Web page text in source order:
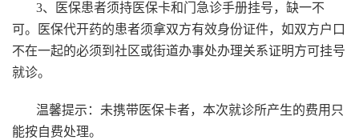
3、医保患者须持医保卡和门急诊手册挂号，缺一不
可。医保代开药的患者须拿双方有效身份证件，如双方户口
不在一起的必须到社区或街道办事处办理关系证明方可挂号
就诊。
温馨提示：未携带医保卡者，本次就诊所产生的费用只
能按自费处理。